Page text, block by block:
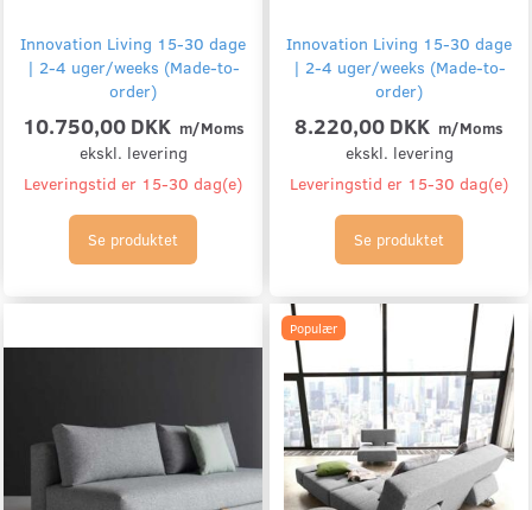
Innovation Living 15-30 dage
| 2-4 uger/weeks (Made-to-
order)
10.750,00 DKK m/Moms
ekskl. levering
Leveringstid er 15-30 dag(e)
Se produktet
Innovation Living 15-30 dage
| 2-4 uger/weeks (Made-to-
order)
8.220,00 DKK m/Moms
ekskl. levering
Leveringstid er 15-30 dag(e)
Se produktet
Populær